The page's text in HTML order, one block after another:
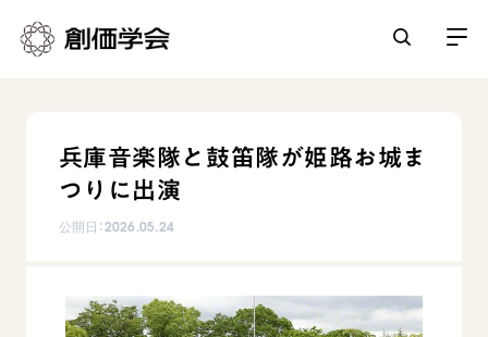
日常の活動
座談会
「平和の文化」を構築
世界の創価学会
兵庫音楽隊と鼓笛隊が姫路お城ま
つりに出演
公開日：2026.05.24